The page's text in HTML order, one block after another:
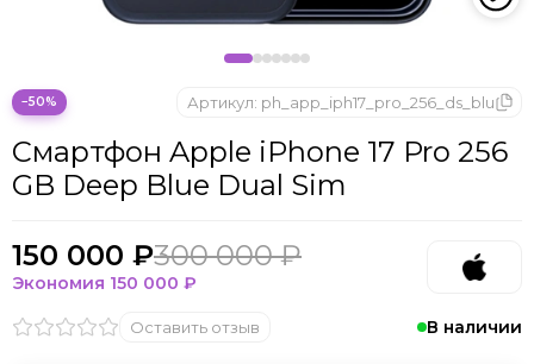
ONYX BOOX
Oukitel
Pico
POCO
Sony
−50%
В наличии
Смартфон Apple iPhone 17 Pro 256
GB Deep Blue Dual Sim
Артикул: ph_app_iph17_pro_256_ds_blu
Оставить отзыв
150 000 ₽300 000 ₽
Экономия 150 000 ₽